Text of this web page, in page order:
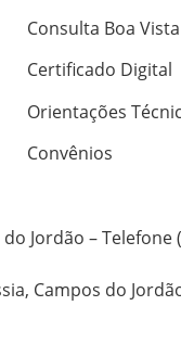
Consulta Boa Vista
Certificado Digital
Orientações
Convênios
Jordão – Telefone
Campos do